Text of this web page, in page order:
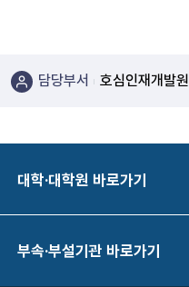
담당부서 호심인재개발원
대학·대학원 바로가기
부속·부설기관 바로가기